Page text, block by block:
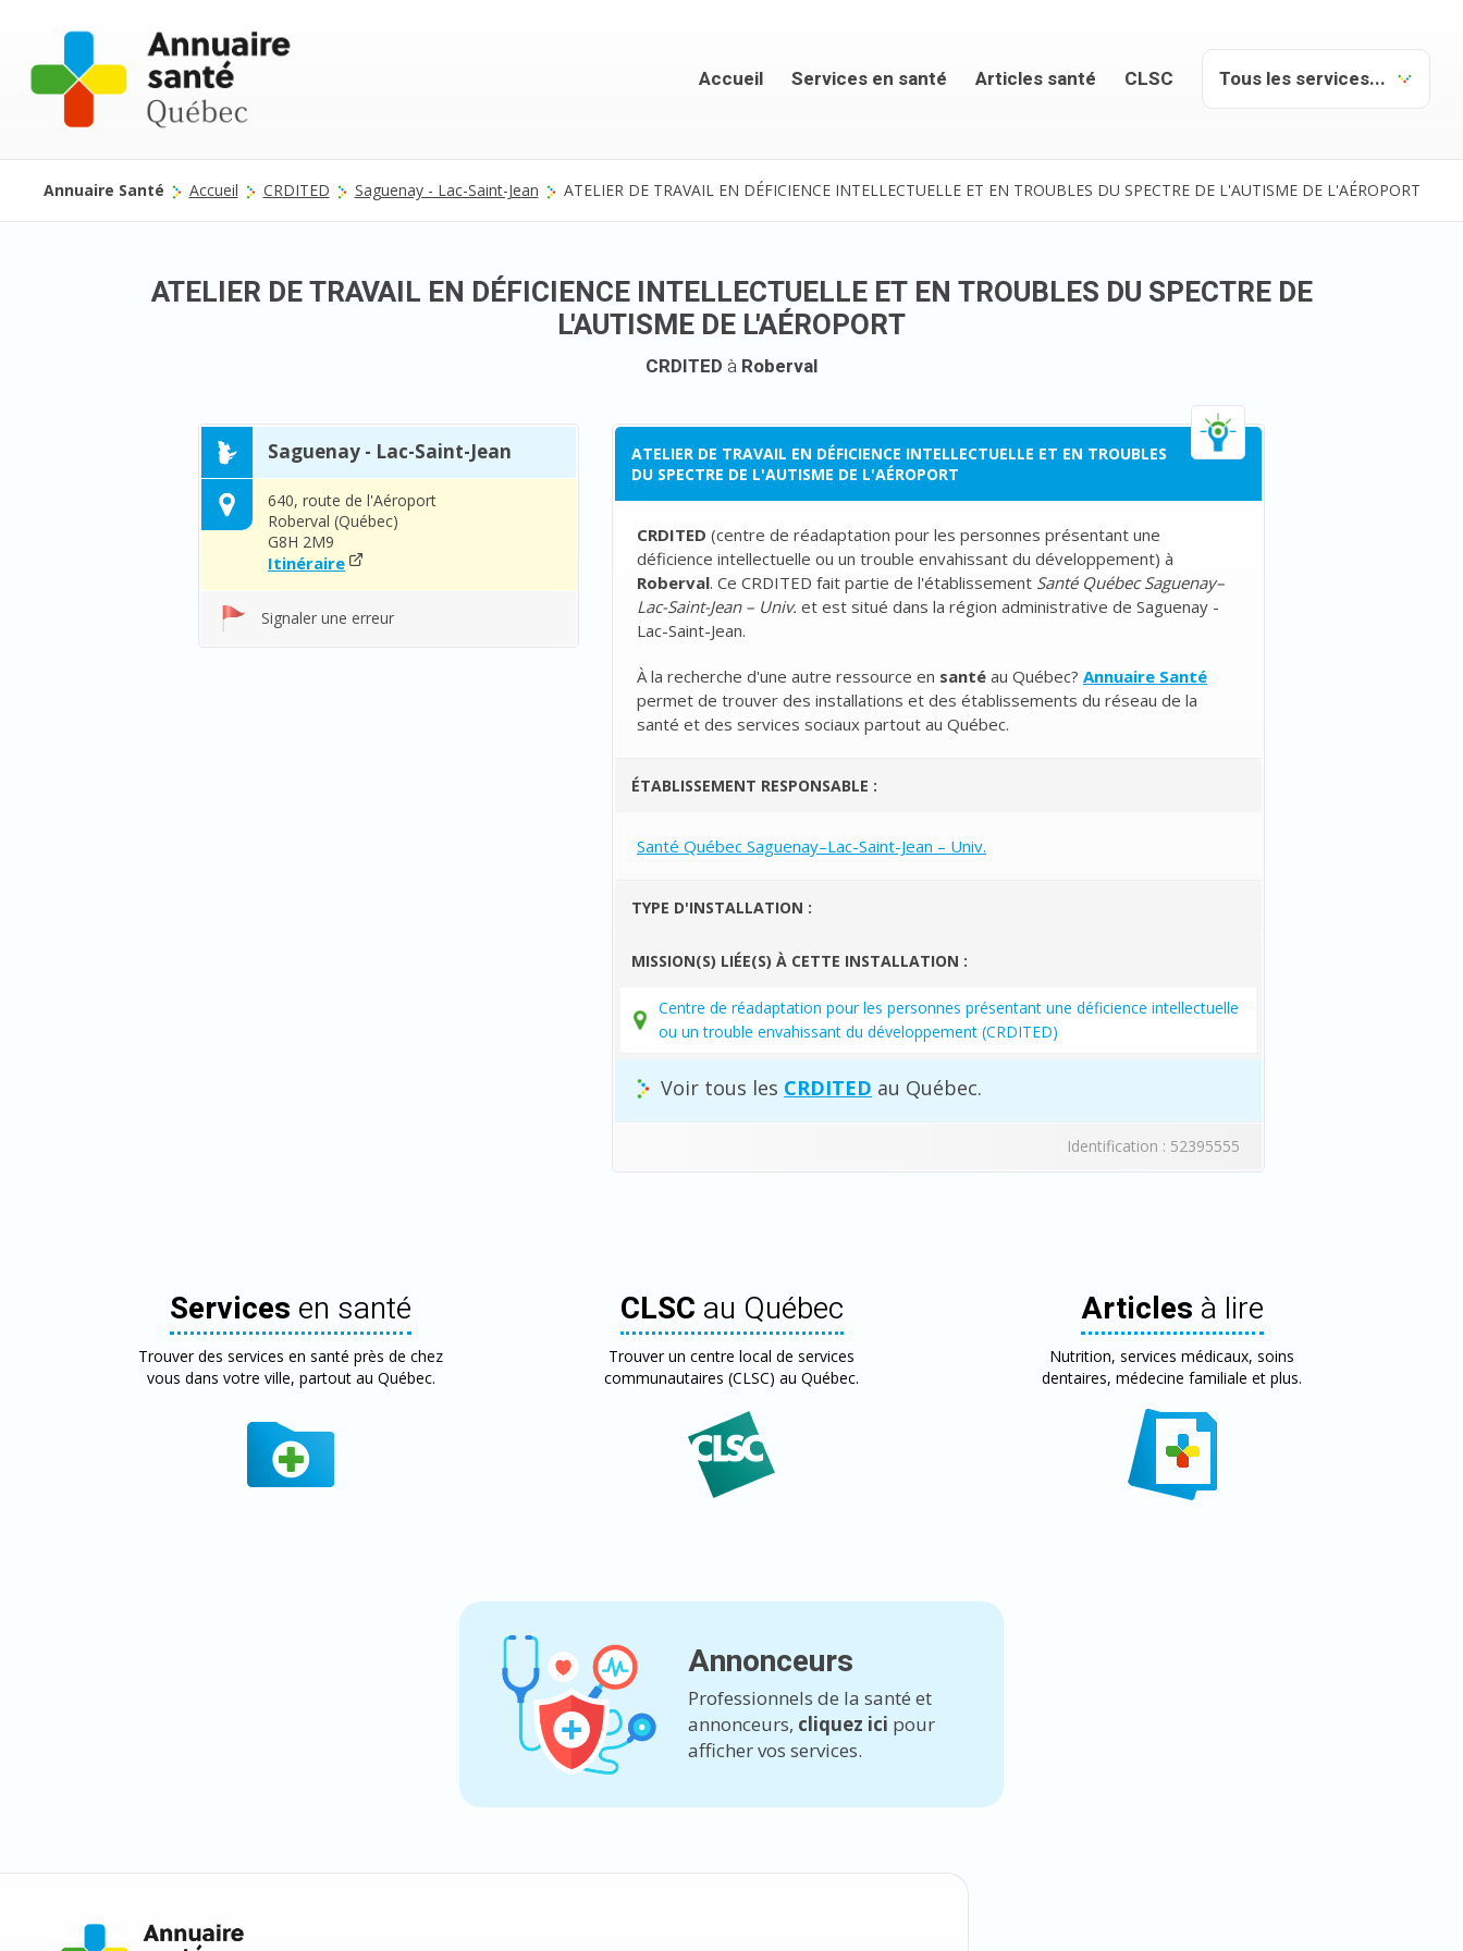
Accueil Services en santé Articles santé CLSC
Annuaire Santé Accueil CRDITED Saguenay - Lac-Saint-Jean ATELIER DE TRAVAIL EN DÉFICIENCE INTELLECTUELLE ET EN TROUBLES DU SPECTRE DE L'AUTISME DE L'AÉROPORT
ATELIER DE TRAVAIL EN DÉFICIENCE INTELLECTUELLE ET EN TROUBLES DU SPECTRE DE
L'AUTISME DE L'AÉROPORT
CRDITED à Roberval
Saguenay - Lac-Saint-Jean
640, route de l'Aéroport
Roberval (Québec)
G8H 2M9
Itinéraire
Signaler une erreur
ATELIER DE TRAVAIL EN DÉFICIENCE INTELLECTUELLE ET EN TROUBLES
DU SPECTRE DE L'AUTISME DE L'AÉROPORT
CRDITED (centre de réadaptation pour les personnes présentant une
déficience intellectuelle ou un trouble envahissant du développement) à
Roberval. Ce CRDITED fait partie de l'établissement Santé Québec Saguenay–
Lac-Saint-Jean – Univ. et est situé dans la région administrative de Saguenay -
Lac-Saint-Jean.
À la recherche d'une autre ressource en santé au Québec? Annuaire Santé
permet de trouver des installations et des établissements du réseau de la
santé et des services sociaux partout au Québec.
ÉTABLISSEMENT RESPONSABLE :
Santé Québec Saguenay–Lac-Saint-Jean – Univ.
TYPE D'INSTALLATION :
MISSION(S) LIÉE(S) À CETTE INSTALLATION :
Centre de réadaptation pour les personnes présentant une déficience intellectuelle
ou un trouble envahissant du développement (CRDITED)
Voir tous les CRDITED au Québec.
Identification : 52395555
Services en santé
Trouver des services en santé près de chez
vous dans votre ville, partout au Québec.
CLSC au Québec
Trouver un centre local de services
communautaires (CLSC) au Québec.
Articles à lire
Nutrition, services médicaux, soins
dentaires, médecine familiale et plus.
Annonceurs
Professionnels de la santé et
annonceurs, cliquez ici pour
afficher vos services.